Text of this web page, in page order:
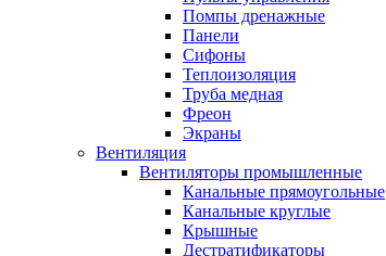
Помпы дренажные
Панели
Сифоны
Теплоизоляция
Труба медная
Фреон
Экраны
Вентиляция
Вентиляторы промышленные
Канальные прямоугольные
Канальные круглые
Крышные
Дестратификаторы